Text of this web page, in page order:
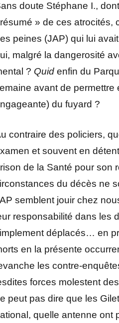
doute Stéphane I.,
» de ces atrocités,
peines (JAP) qui lui
malgré la dangerosité
? Quid enfin du
avant de permettre
du fuyard ?
contraire des policiers,
et souvent en
de la Santé pour son
du décès ne
semblent jouir chez
responsabilité dans les
déplacés… en
en la présente
les contre-
forces molestent
peut pas dire que les
quelle antenne ont